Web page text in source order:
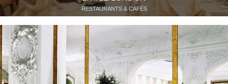
RESTAURANTS & CAFÉS